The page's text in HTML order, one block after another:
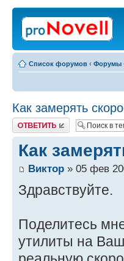
Список форумов ‹ Форумы
Как замерять
Ответить
Как
Виктор » 05 фев
Здравствуйте.
Поделитесь
утилиты на